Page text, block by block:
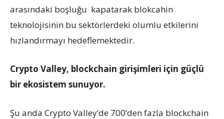
arasındaki boşluğu kapatarak blokcahin
teknolojisinin bu sektörlerdeki olumlu etkilerini
hızlandırmayı hedeflemektedir.
Crypto Valley, blockchain girişimleri için güçlü
bir ekosistem sunuyor.
Şu anda Crypto Valley’de 700’den fazla blockchain